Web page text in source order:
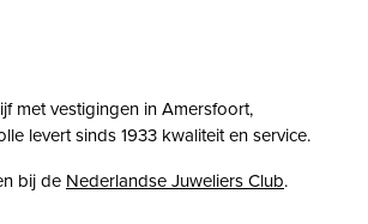
met vestigingen in Amersfoort,
levert sinds 1933 kwaliteit en service.
bij de Nederlandse Juweliers Club.